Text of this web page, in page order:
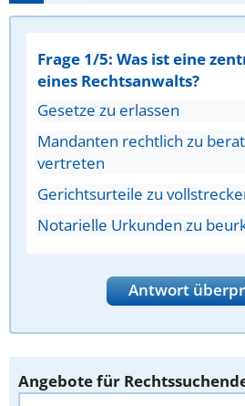
Frage 1/5: Was ist eine
eines Rechtsanwalts?
Gesetze zu erlassen
Mandanten rechtlich zu
vertreten
Gerichtsurteile zu
Notarielle Urkunden zu
Antwort
Angebote für